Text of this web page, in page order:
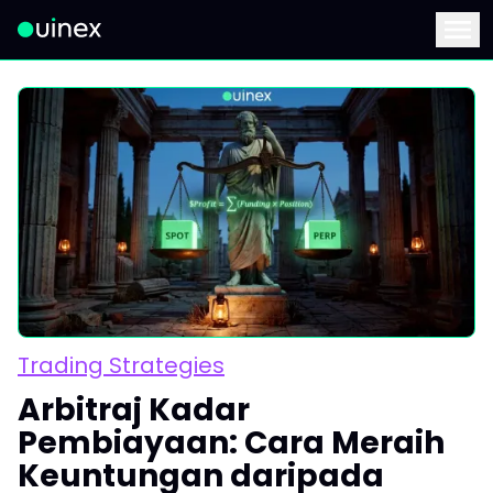
Ini ialah logo dan jika diklik akan mengalihkan anda ke
Trading Strategies
Arbitraj Kadar
Pembiayaan: Cara Meraih
Keuntungan daripada